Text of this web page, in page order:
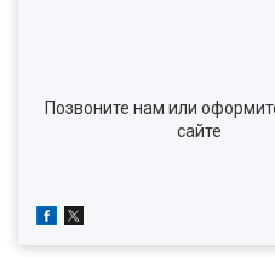
Позвоните нам или
сайте